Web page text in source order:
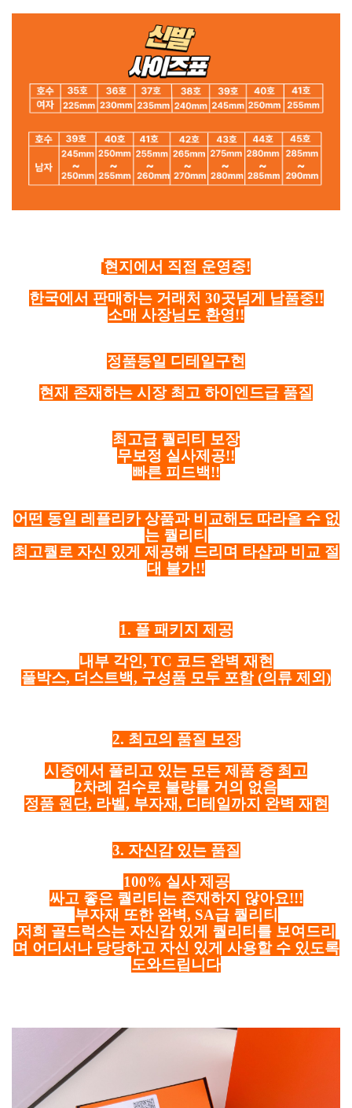
현지에서 직접 운영중!
한국에서 판매하는 거래처 30곳넘게 납품중!!
소매 사장님도 환영!!
정품동일 디테일구현
현재 존재하는 시장 최고 하이엔드급 품질
최고급 퀄리티 보장
무보정 실사제공!!
빠른 피드백!!
어떤 동일 레플리카 상품과 비교해도 따라올 수 없
는 퀄리티
최고퀄로 자신 있게 제공해 드리며 타샵과 비교 절
대 불가!!
1. 풀 패키지 제공
내부 각인, TC 코드 완벽 재현
풀박스, 더스트백, 구성품 모두 포함 (의류 제외)
2. 최고의 품질 보장
시중에서 풀리고 있는 모든 제품 중 최고
2차례 검수로 불량률 거의 없음
정품 원단, 라벨, 부자재, 디테일까지 완벽 재현
3. 자신감 있는 품질
100% 실사 제공
싸고 좋은 퀄리티는 존재하지 않아요!!!
부자재 또한 완벽, SA급 퀄리티
저희 골드럭스는 자신감 있게 퀄리티를 보여드리
며 어디서나 당당하고 자신 있게 사용할 수 있도록
도와드립니다